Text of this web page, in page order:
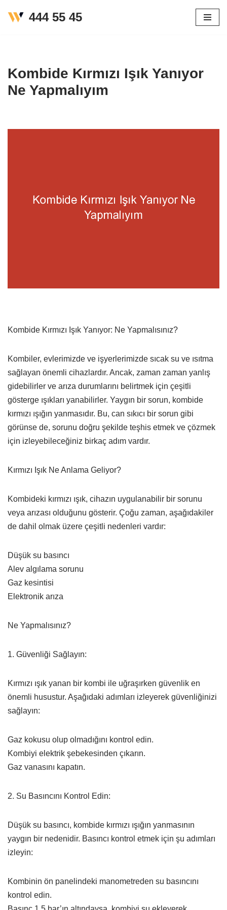
444 55 45
Kombide Kırmızı Işık Yanıyor
Ne Yapmalıyım
Kombide Kırmızı Işık Yanıyor: Ne Yapmalısınız?
Kombiler, evlerimizde ve işyerlerimizde sıcak su ve ısıtma
sağlayan önemli cihazlardır. Ancak, zaman zaman yanlış
gidebilirler ve arıza durumlarını belirtmek için çeşitli
gösterge ışıkları yanabilirler. Yaygın bir sorun, kombide
kırmızı ışığın yanmasıdır. Bu, can sıkıcı bir sorun gibi
görünse de, sorunu doğru şekilde teşhis etmek ve çözmek
için izleyebileceğiniz birkaç adım vardır.
Kırmızı Işık Ne Anlama Geliyor?
Kombideki kırmızı ışık, cihazın uygulanabilir bir sorunu
veya arızası olduğunu gösterir. Çoğu zaman, aşağıdakiler
de dahil olmak üzere çeşitli nedenleri vardır:
Düşük su basıncı
Alev algılama sorunu
Gaz kesintisi
Elektronik arıza
Ne Yapmalısınız?
1. Güvenliği Sağlayın:
Kırmızı ışık yanan bir kombi ile uğraşırken güvenlik en
önemli husustur. Aşağıdaki adımları izleyerek güvenliğinizi
sağlayın:
Gaz kokusu olup olmadığını kontrol edin.
Kombiyi elektrik şebekesinden çıkarın.
Gaz vanasını kapatın.
2. Su Basıncını Kontrol Edin:
Düşük su basıncı, kombide kırmızı ışığın yanmasının
yaygın bir nedenidir. Basıncı kontrol etmek için şu adımları
izleyin:
Kombinin ön panelindeki manometreden su basıncını
kontrol edin.